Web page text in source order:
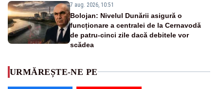
7 aug. 2026, 10:51
Bolojan: Nivelul Dunării asigură o
funcționare a centralei de la Cernavodă
de patru-cinci zile dacă debitele vor
scădea
URMĂREȘTE-NE PE